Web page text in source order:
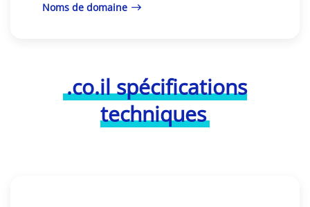
Noms de domaine
.co.il spécifications
techniques